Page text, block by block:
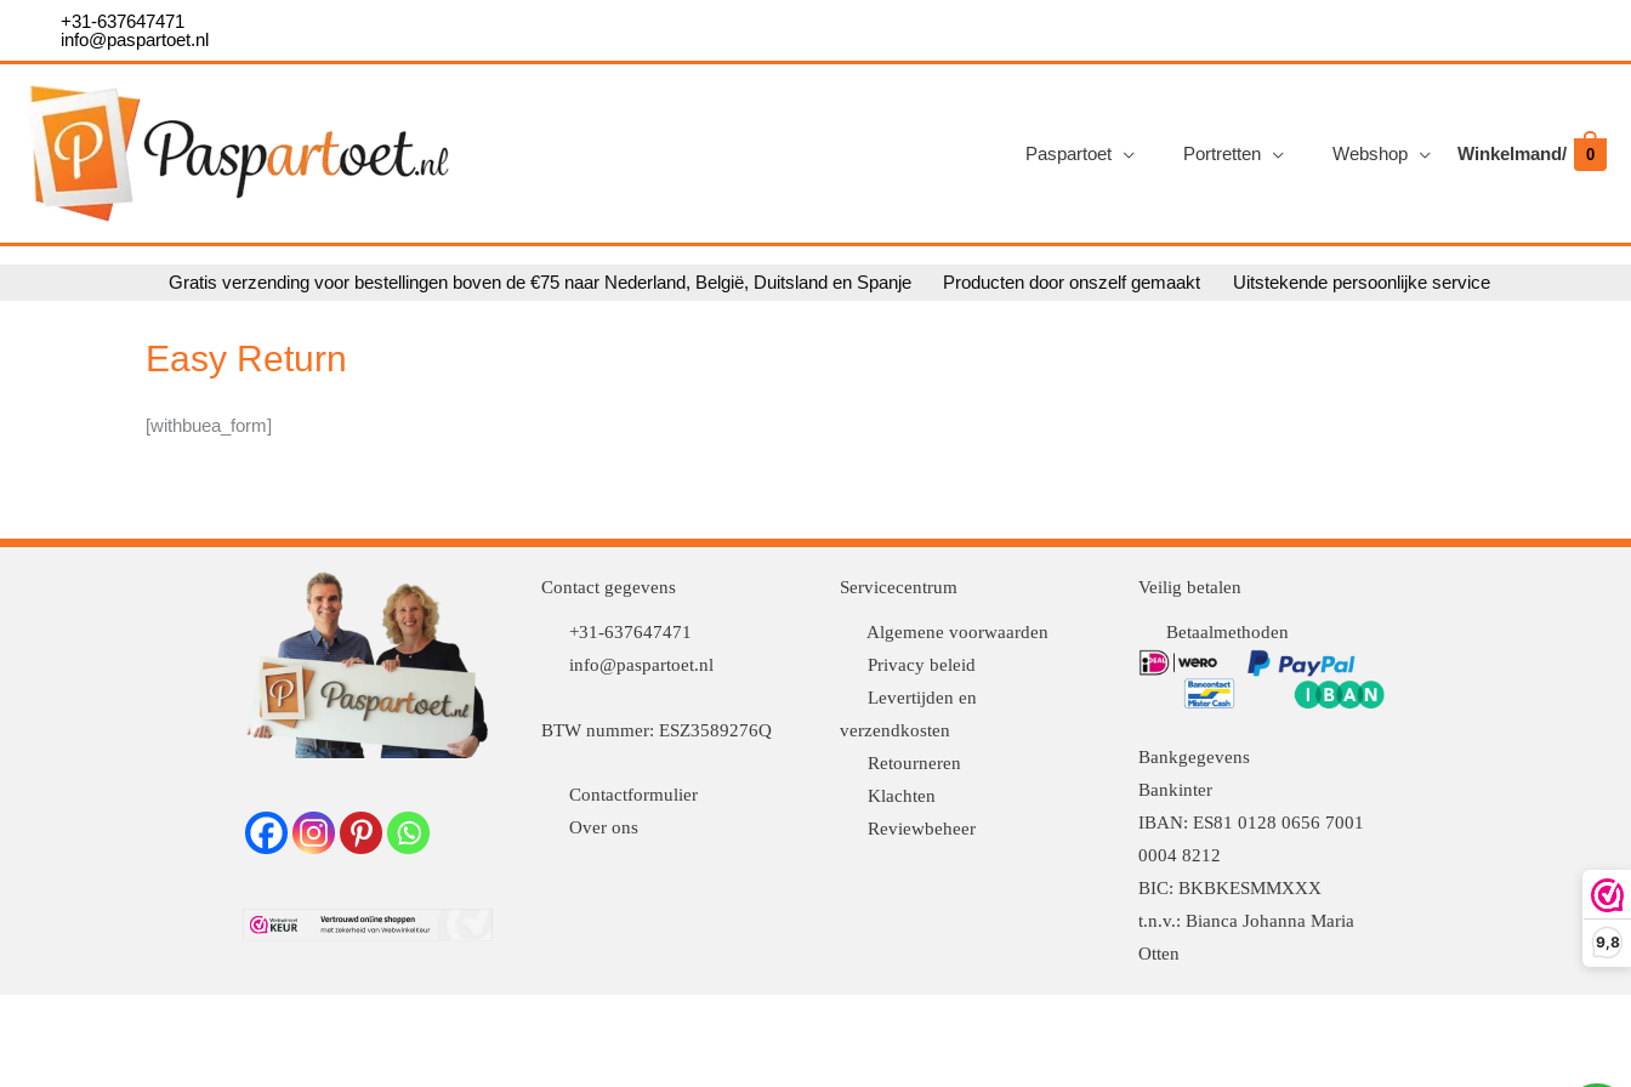
9,8
inhoud
+31-637647471
info@paspartoet.nl
Paspartoet Portretten Webshop Winkelmand/ 0
Gratis verzending voor bestellingen boven de €75 naar Nederland, België, Duitsland en Spanje Producten door onszelf gemaakt Uitstekende persoonlijke service
Easy Return
[withbuea_form]
Contact gegevens
+31-637647471
info@paspartoet.nl
BTW nummer: ESZ3589276Q
Contactformulier
Over ons
Servicecentrum
Algemene voorwaarden
Privacy beleid
Levertijden en
verzendkosten
Retourneren
Klachten
Reviewbeheer
Veilig betalen
Betaalmethoden
Bankgegevens
Bankinter
IBAN: ES81 0128 0656 7001
0004 8212
BIC: BKBKESMMXXX
t.n.v.: Bianca Johanna Maria
Otten